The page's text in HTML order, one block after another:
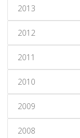
2013
2012
2011
2010
2009
2008